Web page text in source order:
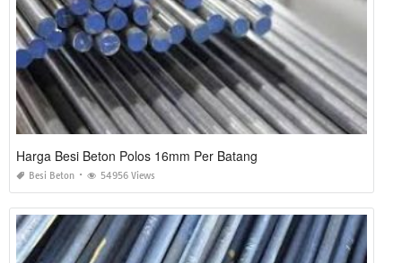
Harga Besi Beton Polos 16mm Per Batang
Besi Beton 54956 Views